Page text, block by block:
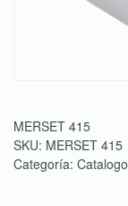
MERSET 415
SKU: MERSET 415
Categoría: Catalogo